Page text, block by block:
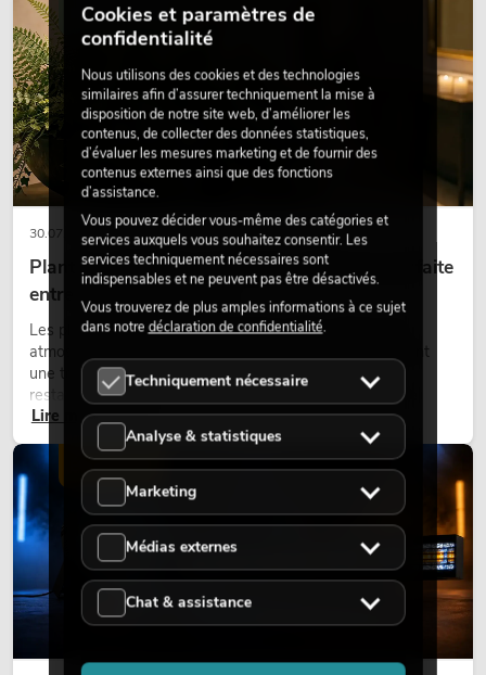
30.07.2026
Plantes artificielles ignifugées : l'alliance parfaite
entre sécurité et design
Les plantes donnent vie aux espaces. Elles créent une
atmosphère agréable, améliorent l’ambiance et apportent
une touche naturelle. Que ce soit dans les hôtels, les
restaurants, les centres commerciaux, les immeubles de
bureaux ou sur les stands d’exposition, une végétalisation de
qualité fait depuis longtemps partie intégrante des concepts
d’aménagement modernes.
Lire maintenant
DÉCORATION
ÉCLAIRAGE
Cookies et paramètres de
confidentialité
Nous utilisons des cookies et des technologies
similaires afin d’assurer techniquement la mise à
disposition de notre site web, d’améliorer les
contenus, de collecter des données statistiques,
d’évaluer les mesures marketing et de fournir des
contenus externes ainsi que des fonctions
d’assistance.
Vous pouvez décider vous-même des catégories et
services auxquels vous souhaitez consentir. Les
services techniquement nécessaires sont
indispensables et ne peuvent pas être désactivés.
Vous trouverez de plus amples informations à ce sujet
dans notre déclaration de confidentialité.
Techniquement nécessaire
Analyse & statistiques
Marketing
Médias externes
Chat & assistance